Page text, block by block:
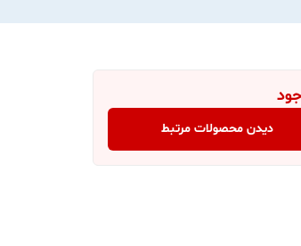
دیدن محصولات مرتبط